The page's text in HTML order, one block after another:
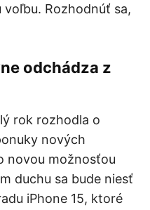
Rozhodnúť sa,
odchádza z
rok rozhodla o
nových
novou možnosťou
duchu sa bude niesť
iPhone 15, ktoré